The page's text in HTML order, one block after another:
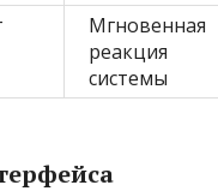
Мгновенная
реакция
системы